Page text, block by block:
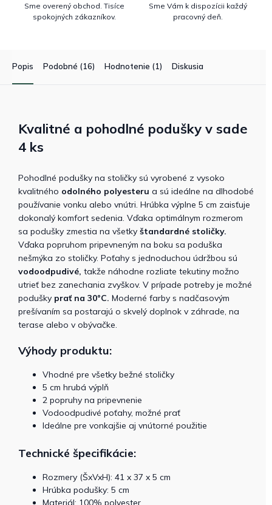
Sme overený obchod. Tisíce
spokojných zákazníkov.
Sme Vám k dispozícii každý
pracovný deň.
Popis Podobné (16) Hodnotenie (1) Diskusia
Kvalitné a pohodlné podušky v sade
4 ks
Pohodlné podušky na stoličky sú vyrobené z vysoko
kvalitného odolného polyesteru a sú ideálne na dlhodobé
používanie vonku alebo vnútri. Hrúbka výplne 5 cm zaisťuje
dokonalý komfort sedenia. Vďaka optimálnym rozmerom
sa podušky zmestia na všetky štandardné stoličky.
Vďaka popruhom pripevneným na boku sa poduška
nešmýka zo stoličky. Poťahy s jednoduchou údržbou sú
vodoodpudivé, takže náhodne rozliate tekutiny možno
utrieť bez zanechania zvyškov. V prípade potreby je možné
podušky prať na 30°C. Moderné farby s nadčasovým
prešívaním sa postarajú o skvelý doplnok v záhrade, na
terase alebo v obývačke.
Výhody produktu:
Vhodné pre všetky bežné stoličky
5 cm hrubá výplň
2 popruhy na pripevnenie
Vodoodpudivé poťahy, možné prať
Ideálne pre vonkajšie aj vnútorné použitie
Technické špecifikácie:
Rozmery (ŠxVxH): 41 x 37 x 5 cm
Hrúbka podušky: 5 cm
Materiál: 100% polyester